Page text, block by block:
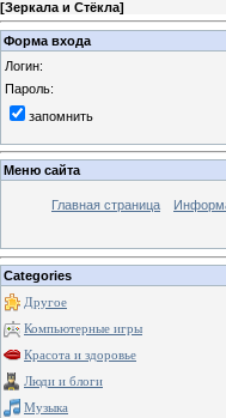
[Зеркала и Стёкла]
Форма входа
Логин:
Пароль:
запомнить
Меню сайта
Главная страница
Categories
Другое
Компьютерные игры
Красота и здоровье
Люди и блоги
Музыка